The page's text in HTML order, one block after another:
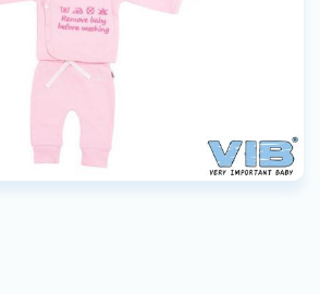
VIB®-Dealer worden